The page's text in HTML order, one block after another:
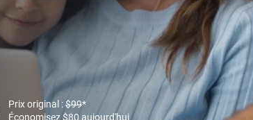
Prix original :$99*
Économisez$80 aujourd'hui